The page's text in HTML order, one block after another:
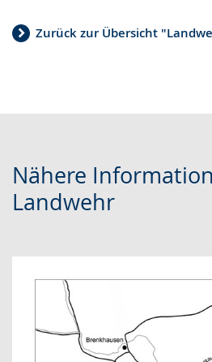
Zurück zur Übersicht
Nähere
Landwehr